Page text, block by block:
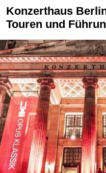
Konzerthaus Berlin: Veranstaltungen,
Touren und